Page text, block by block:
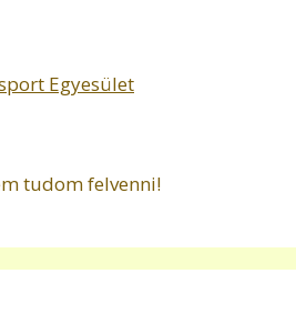
Egyesület
tudom felvenni!